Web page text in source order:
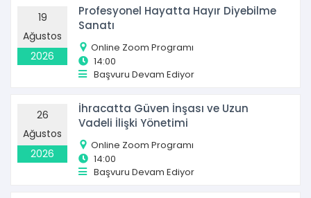
19
Ağustos
2026
Profesyonel Hayatta Hayır Diyebilme
Sanatı
Online Zoom Programı
14:00
Başvuru Devam Ediyor
26
Ağustos
2026
İhracatta Güven İnşası ve Uzun
Vadeli İlişki Yönetimi
Online Zoom Programı
14:00
Başvuru Devam Ediyor